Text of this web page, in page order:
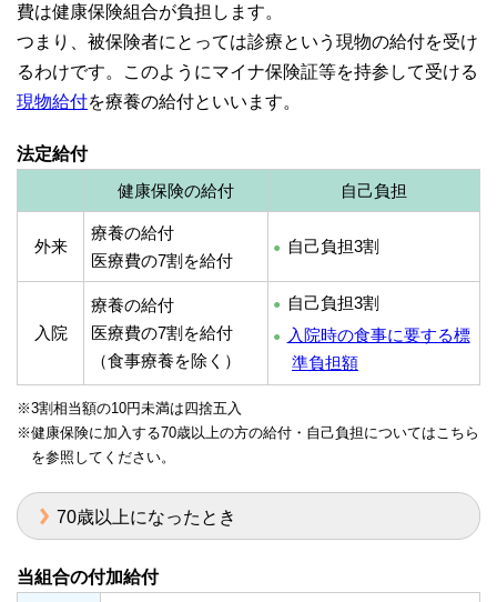
費は健康保険組合が負担します。
つまり、被保険者にとっては診療という現物の給付を受け
るわけです。このようにマイナ保険証等を持参して受ける
現物給付を療養の給付といいます。
法定給付
健康保険の給付
自己負担
外来
療養の給付
医療費の7割を給付
自己負担3割
入院
療養の給付
医療費の7割を給付
（食事療養を除く）
自己負担3割
入院時の食事に要する標
準負担額
※3割相当額の10円未満は四捨五入
※健康保険に加入する70歳以上の方の給付・自己負担についてはこちら
を参照してください。
70歳以上になったとき
当組合の付加給付